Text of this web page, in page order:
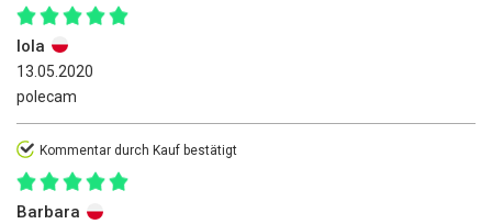
lola
13.05.2020
polecam
Kommentar durch Kauf bestätigt
Barbara